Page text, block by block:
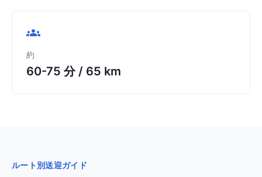
約
60-75 分/ 65 km
ルート別送迎ガイド